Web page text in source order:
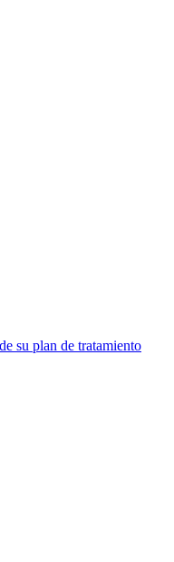
su plan de tratamiento